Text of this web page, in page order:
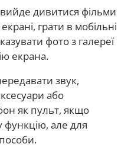
дивитися фільми
грати в мобільні
фото з галереї
екрана.
звук,
або
як пульт, якщо
функцію, але для